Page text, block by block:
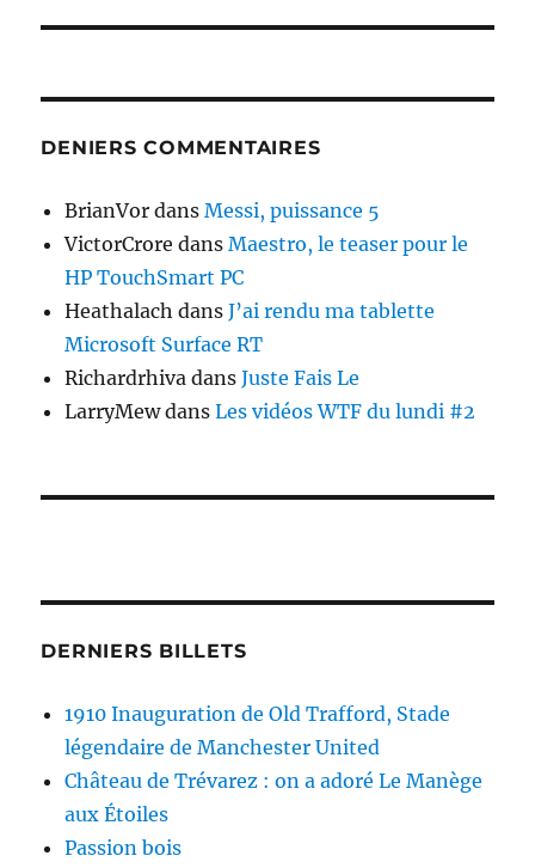
DENIERS COMMENTAIRES
BrianVor dansMessi, puissance 5
VictorCrore dansMaestro, le teaser pour le
HP TouchSmart PC
Heathalach dansJ’ai rendu ma tablette
Microsoft Surface RT
Richardrhiva dansJuste Fais Le
LarryMewdansLes vidéos WTF du lundi #2
DERNIERS BILLETS
1910 Inauguration de Old Trafford, Stade
légendaire de Manchester United
Château de Trévarez : on a adoré Le Manège
aux Étoiles
Passion bois